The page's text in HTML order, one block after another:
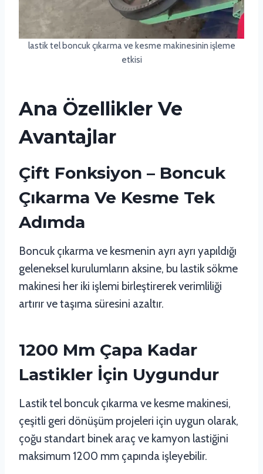
lastik tel boncuk çıkarma ve kesme makinesinin işleme
etkisi
Ana Özellikler Ve
Avantajlar
Çift Fonksiyon – Boncuk
Çıkarma Ve Kesme Tek
Adımda
Boncuk çıkarma ve kesmenin ayrı ayrı yapıldığı
geleneksel kurulumların aksine, bu lastik sökme
makinesi her iki işlemi birleştirerek verimliliği
artırır ve taşıma süresini azaltır.
1200 Mm Çapa Kadar
Lastikler İçin Uygundur
Lastik tel boncuk çıkarma ve kesme makinesi,
çeşitli geri dönüşüm projeleri için uygun olarak,
çoğu standart binek araç ve kamyon lastiğini
maksimum 1200 mm çapında işleyebilir.